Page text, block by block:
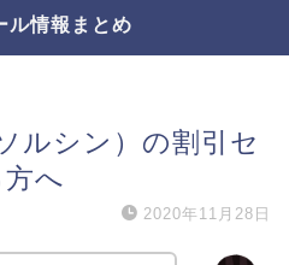
ル情報まとめ
ルシン）の割引セ
へ
2020年11月28日